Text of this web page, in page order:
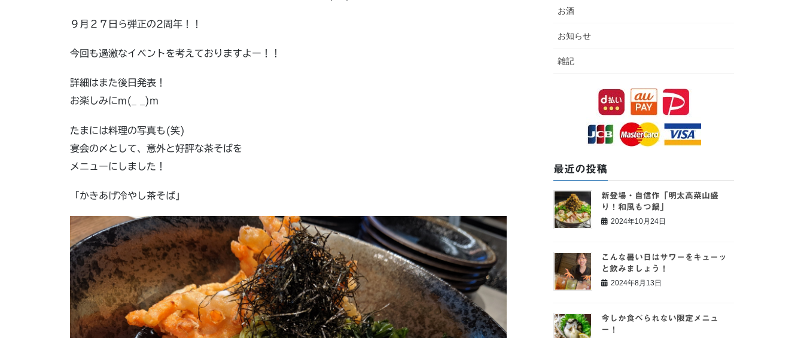
９月２７日ら弾正の2周年！！
今回も過激なイベントを考えておりますよー！！
詳細はまた後日発表！
お楽しみにm(_ _)m
たまには料理の写真も(笑)
宴会の〆として、意外と好評な茶そばを
メニューにしました！
「かきあげ冷やし茶そば」
お酒
お知らせ
雑記
最近の投稿
新登場・自信作「明太高菜山盛
り！和風もつ鍋」
2024年10月24日
こんな暑い日はサワーをキューッ
と飲みましょう！
2024年8月13日
今しか食べられない限定メニュ
ー！